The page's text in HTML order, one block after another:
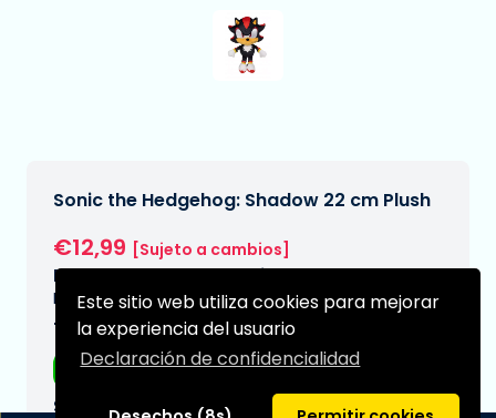
Este sitio web utiliza cookies para mejorar
la experiencia del usuario
Declaración de confidencialidad
Sonic the Hedgehog: Shadow 22 cm Plush
€12,99 [Sujeto a cambios]
Fecha de entrega prevista:
N/A
Tipo:
Peluches
Serie: